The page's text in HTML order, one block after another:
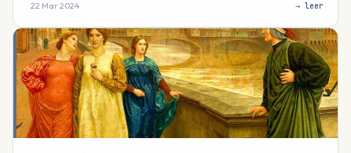
22 Mar 2024 → leer